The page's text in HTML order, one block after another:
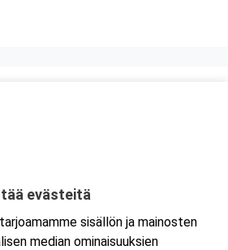
ohjeet
evästeitä
sisällön ja mainosten
median ominaisuuksien